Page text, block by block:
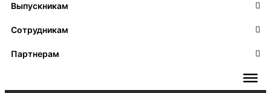
Выпускникам
Сотрудникам
Партнерам